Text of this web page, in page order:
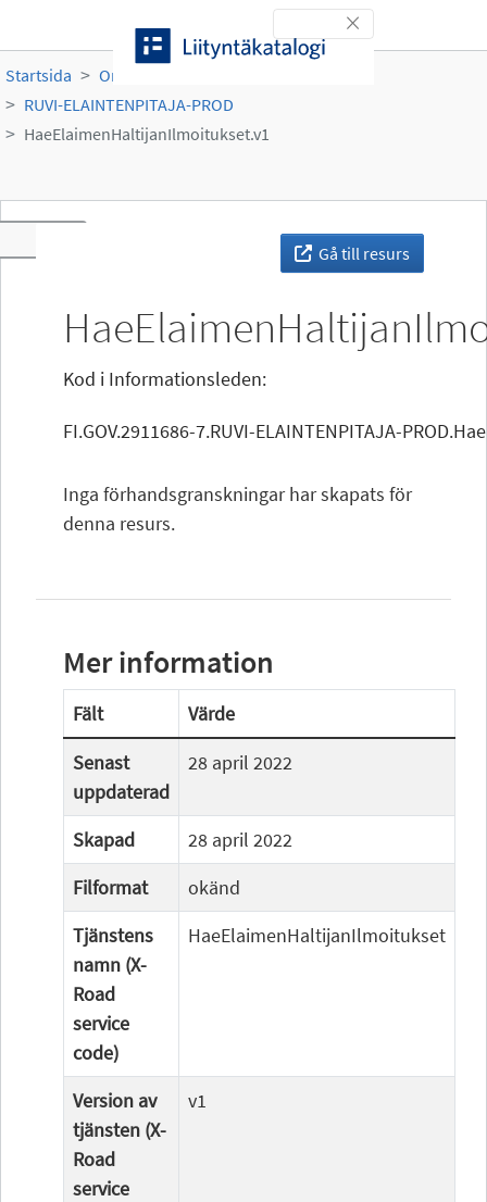
Toggle navigation
Startsida Organisationer
RUVI-ELAINTENPITAJA-PROD
HaeElaimenHaltijanIlmoitukset.v1
Gå till resurs
Kod i Informationsleden:
FI.GOV.2911686-7.RUVI-ELAINTENPITAJA-
Inga förhandsgranskningar har skapats för
denna resurs.
Mer information
Fält
Värde
Senast
uppdaterad
28 april 2022
Skapad
28 april 2022
Filformat
okänd
Tjänstens
namn (X-
Road
service
code)
HaeElaimenHaltijanIlmoitukset
Version av
tjänsten (X-
Road
service
v1